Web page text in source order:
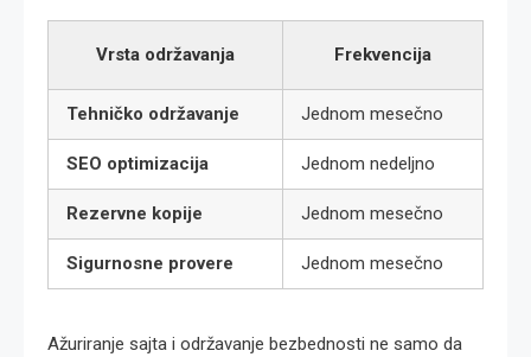
Vrsta održavanja Frekvencija
Tehničko održavanje Jednom mesečno
SEO optimizacija Jednom nedeljno
Rezervne kopije Jednom mesečno
Sigurnosne provere Jednom mesečno
Ažuriranje sajta i održavanje bezbednosti ne samo da